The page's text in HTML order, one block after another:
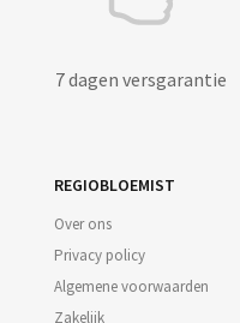
7 dagen versgarantie
REGIOBLOEMIST
Over ons
Privacy policy
Algemene voorwaarden
Zakelijk